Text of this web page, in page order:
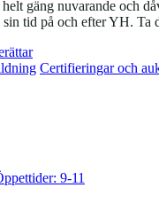
gäng nuvarande och
sin tid på och efter YH. Ta
Certifieringar och
9-11